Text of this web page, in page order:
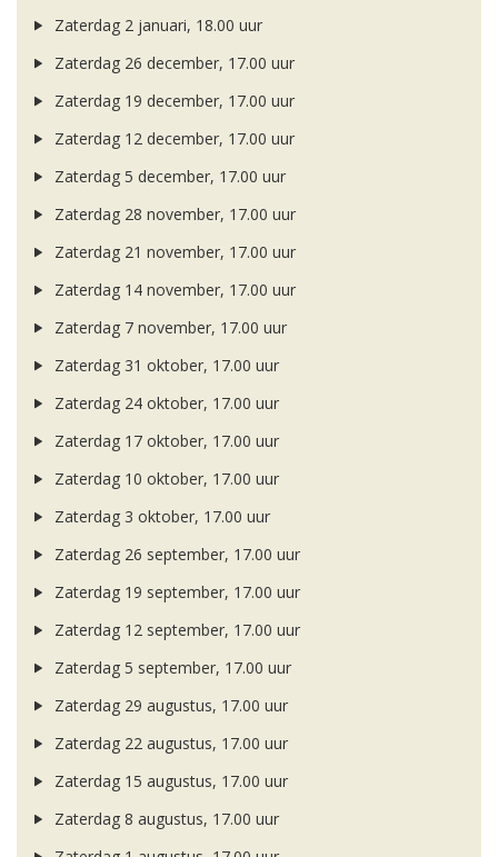
Zaterdag 2 januari, 18.00 uur
Zaterdag 26 december, 17.00 uur
Zaterdag 19 december, 17.00 uur
Zaterdag 12 december, 17.00 uur
Zaterdag 5 december, 17.00 uur
Zaterdag 28 november, 17.00 uur
Zaterdag 21 november, 17.00 uur
Zaterdag 14 november, 17.00 uur
Zaterdag 7 november, 17.00 uur
Zaterdag 31 oktober, 17.00 uur
Zaterdag 24 oktober, 17.00 uur
Zaterdag 17 oktober, 17.00 uur
Zaterdag 10 oktober, 17.00 uur
Zaterdag 3 oktober, 17.00 uur
Zaterdag 26 september, 17.00 uur
Zaterdag 19 september, 17.00 uur
Zaterdag 12 september, 17.00 uur
Zaterdag 5 september, 17.00 uur
Zaterdag 29 augustus, 17.00 uur
Zaterdag 22 augustus, 17.00 uur
Zaterdag 15 augustus, 17.00 uur
Zaterdag 8 augustus, 17.00 uur